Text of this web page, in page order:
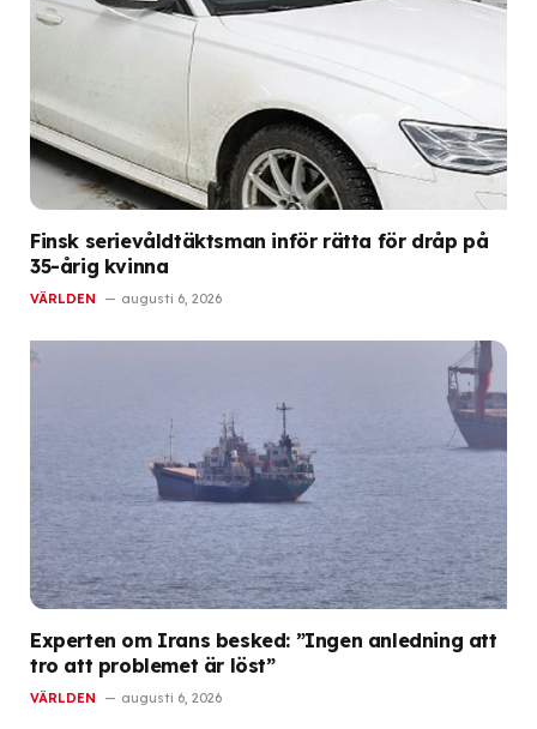
Finsk serievåldtäktsman inför rätta för dråp på
35-årig kvinna
VÄRLDEN augusti 6, 2026
Experten om Irans besked: ”Ingen anledning att
tro att problemet är löst”
VÄRLDEN augusti 6, 2026